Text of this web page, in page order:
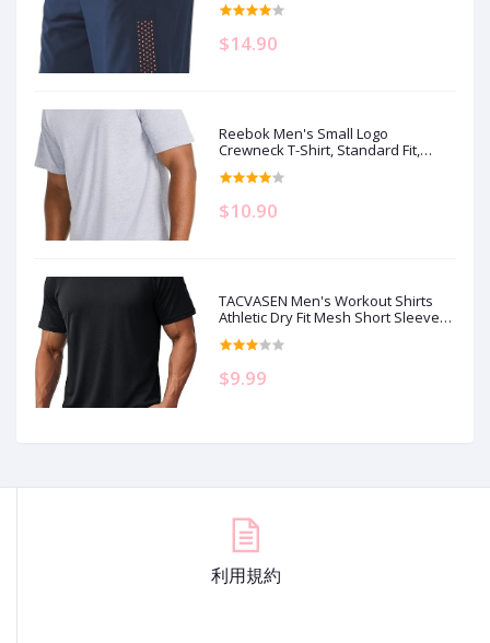
Tennis 3 Zipper Pockets
$14.90
Reebok Men's Small Logo
Crewneck T-Shirt, Standard Fit,
Lightweight Cotton-Poly Jersey
Fabric
$10.90
TACVASEN Men's Workout Shirts
Athletic Dry Fit Mesh Short Sleeve
Shirts Moisture Wicking Running
Performance Gym Tee
$9.99
利用規約